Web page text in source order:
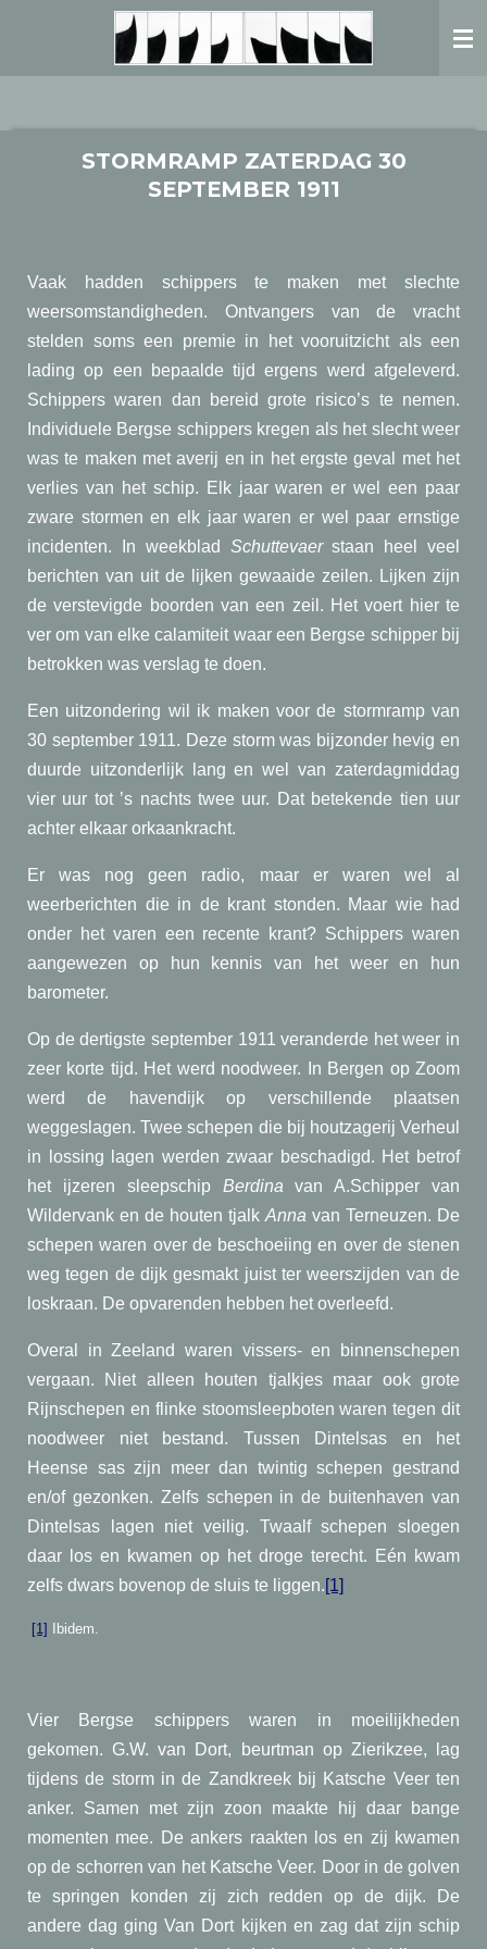
STORMRAMP ZATERDAG 30
SEPTEMBER 1911
Vaak hadden schippers te maken met slechte
weersomstandigheden. Ontvangers van de vracht
stelden soms een premie in het vooruitzicht als een
lading op een bepaalde tijd ergens werd afgeleverd.
Schippers waren dan bereid grote risico’s te nemen.
Individuele Bergse schippers kregen als het slecht weer
was te maken met averij en in het ergste geval met het
verlies van het schip. Elk jaar waren er wel een paar
zware stormen en elk jaar waren er wel paar ernstige
incidenten. In weekblad Schuttevaerstaan heel veel
berichten van uit de lijken gewaaide zeilen. Lijken zijn
de verstevigde boorden van een zeil. Het voert hier te
ver om van elke calamiteit waar een Bergse schipper bij
betrokken was verslag te doen.
Een uitzondering wil ik maken voor de stormramp van
30 september 1911. Deze storm was bijzonder hevig en
duurde uitzonderlijk lang en wel van zaterdagmiddag
vier uur tot ’s nachts twee uur. Dat betekende tien uur
achter elkaar orkaankracht.
Er was nog geen radio, maar er waren wel al
weerberichten die in de krant stonden. Maar wie had
onder het varen een recente krant? Schippers waren
aangewezen op hun kennis van het weer en hun
barometer.
Op de dertigste september 1911 veranderde het weer in
zeer korte tijd. Het werd noodweer. In Bergen op Zoom
werd de havendijk op verschillende plaatsen
weggeslagen. Twee schepen die bij houtzagerij Verheul
in lossing lagen werden zwaar beschadigd. Het betrof
het ijzeren sleepschip Berdina van A.Schipper van
Wildervank en de houten tjalk Anna van Terneuzen. De
schepen waren over de beschoeiing en over de stenen
weg tegen de dijk gesmakt juist ter weerszijden van de
loskraan. De opvarenden hebben het overleefd.
Overal in Zeeland waren vissers- en binnenschepen
vergaan. Niet alleen houten tjalkjes maar ook grote
Rijnschepen en flinke stoomsleepboten waren tegen dit
noodweer niet bestand. Tussen Dintelsas en het
Heense sas zijn meer dan twintig schepen gestrand
en/of gezonken. Zelfs schepen in de buitenhaven van
Dintelsas lagen niet veilig. Twaalf schepen sloegen
daar los en kwamen op het droge terecht. Eén kwam
zelfs dwars bovenop de sluis te liggen.[1]
[1] Ibidem.
Vier Bergse schippers waren in moeilijkheden
gekomen. G.W. van Dort, beurtman op Zierikzee, lag
tijdens de storm in de Zandkreek bij Katsche Veer ten
anker. Samen met zijn zoon maakte hij daar bange
momenten mee. De ankers raakten los en zij kwamen
op de schorren van het Katsche Veer. Door in de golven
te springen konden zij zich redden op de dijk. De
andere dag ging Van Dort kijken en zag dat zijn schip